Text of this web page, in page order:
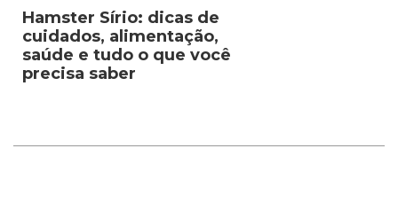
Hamster Sírio: dicas de
cuidados, alimentação,
saúde e tudo o que você
precisa saber